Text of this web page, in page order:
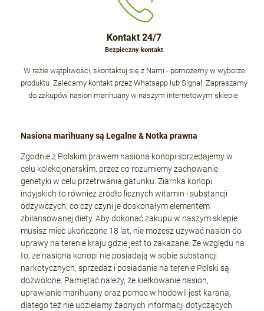
Kontakt 24/7
Bezpieczny kontakt
W razie wątpliwości, skontaktuj się z Nami - pomożemy w wyborze
produktu. Zalecamy kontakt przez Whatsapp lub Signal. Zapraszamy
do zakupów nasion marihuany w naszym internetowym sklepie.
Nasiona marihuany są Legalne & Notka prawna
Zgodnie z Polskim prawem nasiona konopi sprzedajemy w
celu kolekcjonerskim, przez co rozumiemy zachowanie
genetyki w celu przetrwania gatunku. Ziarnka konopi
indyjskich to również źródło licznych witamin i substancji
odżywczych, co czy czyni je doskonałym elementem
zbilansowanej diety. Aby dokonać zakupu w naszym sklepie
musisz mieć ukończone 18 lat, nie możesz używać nasion do
uprawy na terenie kraju gdzie jest to zakazane. Ze względu na
to, że nasiona konopi nie posiadają w sobie substancji
narkotycznych, sprzedaż i posiadanie na terenie Polski są
dozwolone. Pamiętać należy, że kiełkowanie nasion,
uprawianie marihuany oraz pomoc w hodowli jest karana,
dlatego też nie udzielamy żadnych informacji dotyczących